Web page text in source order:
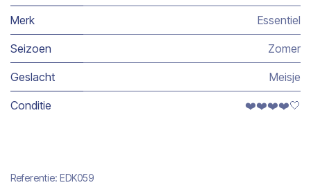
Merk Essentiel
Seizoen Zomer
Geslacht Meisje
Conditie ❤️❤️❤️❤️🤍
Referentie: EDK059